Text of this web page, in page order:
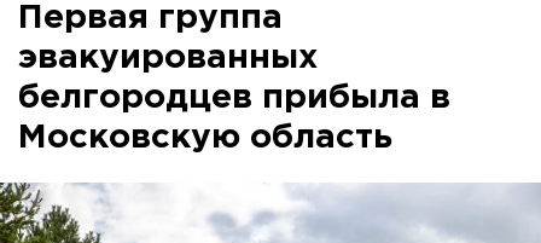
Первая группа
эвакуированных
белгородцев прибыла в
Московскую область